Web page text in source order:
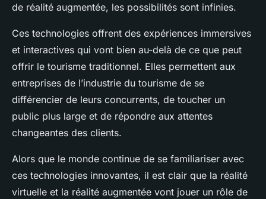
de réalité augmentée, les possibilités sont infinies.
Ces technologies offrent des expériences immersives
et interactives qui vont bien au-delà de ce que peut
offrir le tourisme traditionnel. Elles permettent aux
entreprises de l’industrie du tourisme de se
différencier de leurs concurrents, de toucher un
public plus large et de répondre aux attentes
changeantes des clients.
Alors que le monde continue de se familiariser avec
ces technologies innovantes, il est clair que la réalité
virtuelle et la réalité augmentée vont jouer un rôle de